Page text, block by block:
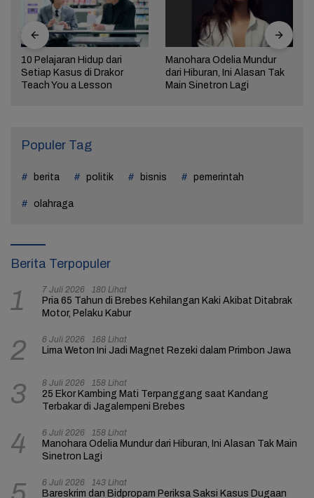
10 Pelajaran Hidup dari
Setiap Kasus di Drakor
Teach You a Lesson
Manohara Odelia Mundur
dari Hiburan, Ini Alasan Tak
Main Sinetron Lagi
Populer Tag
berita politik bisnis pemerintah
olahraga
Berita Terpopuler
1 7 Juli 2026 180 Lihat
Pria 65 Tahun di Brebes Kehilangan Kaki Akibat Ditabrak
Motor, Pelaku Kabur
2 6 Juli 2026 168 Lihat
Lima Weton Ini Jadi Magnet Rezeki dalam Primbon Jawa
3 8 Juli 2026 158 Lihat
25 Ekor Kambing Mati Terpanggang saat Kandang
Terbakar di Jagalempeni Brebes
4 6 Juli 2026 158 Lihat
Manohara Odelia Mundur dari Hiburan, Ini Alasan Tak Main
Sinetron Lagi
6 Juli 2026 143 Lihat
Bareskrim dan Bidpropam Periksa Saksi Kasus Dugaan